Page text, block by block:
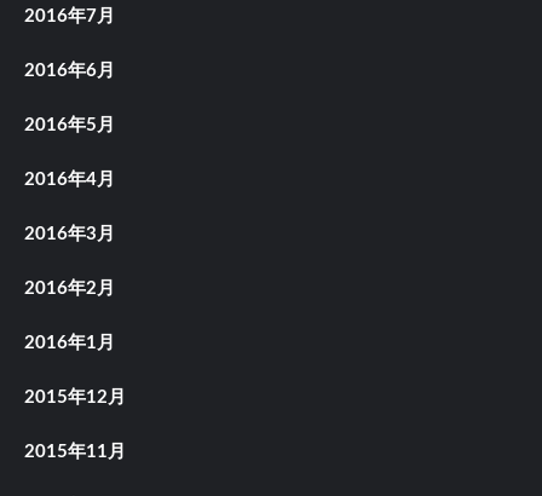
2016年7月
2016年6月
2016年5月
2016年4月
2016年3月
2016年2月
2016年1月
2015年12月
2015年11月